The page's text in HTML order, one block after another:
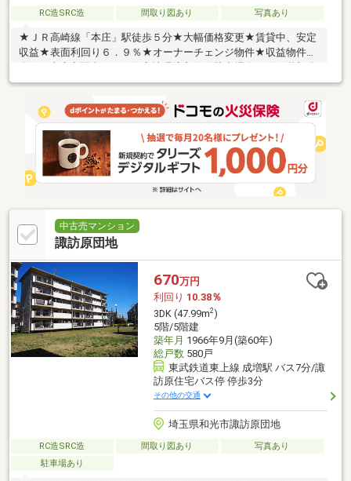
RC造SRC造 間取り図あり 写真あり
★ＪＲ高崎線「本庄」駅徒歩５分★大幅価格変更★賃貸中、安定
収益★表面利回り６．９％★オーナーチェンジ物件★収益物件★
角部屋★
中古売マンション
諏訪原団地
670万円
利回り 10.38％
3DK (47.99m2)
5階/5階建
築年月 1966年9月(築60年)
総戸数580戸
東武鉄道東上線 成増駅 バス7分/諏
訪原住宅バス停 停歩3分
その他の交通
埼玉県和光市諏訪原団地
RC造SRC造 間取り図あり
写真あり
駐車場あり